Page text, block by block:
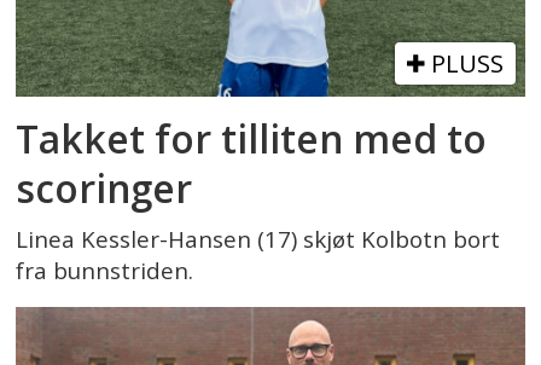
PLUSS
Takket for tilliten med to
scoringer
Linea Kessler-Hansen (17) skjøt Kolbotn bort
fra bunnstriden.